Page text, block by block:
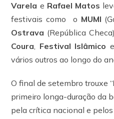
Varela e Rafael Matos
festivais como o MUMI
Ostrava (República
Coura, Festival Islâmico e
vários outros ao longo do
O final de setembro trouxe “
primeiro longa-duração da
pela crítica nacional e